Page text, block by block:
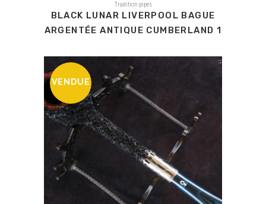
Tradition pipes
BLACK LUNAR LIVERPOOL BAGUE
ARGENTÉE ANTIQUE CUMBERLAND 1
VENDUE